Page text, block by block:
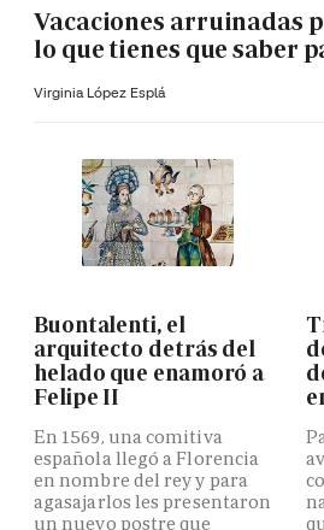
Vacaciones arruinadas
lo que tienes que saber
Virginia López Esplá
Buontalenti, el
arquitecto detrás del
helado que enamoró a
Felipe II
En 1569, una comitiva
española llegó a Florencia
en nombre del rey y para
agasajarlos les presentaron
un nuevo postre que